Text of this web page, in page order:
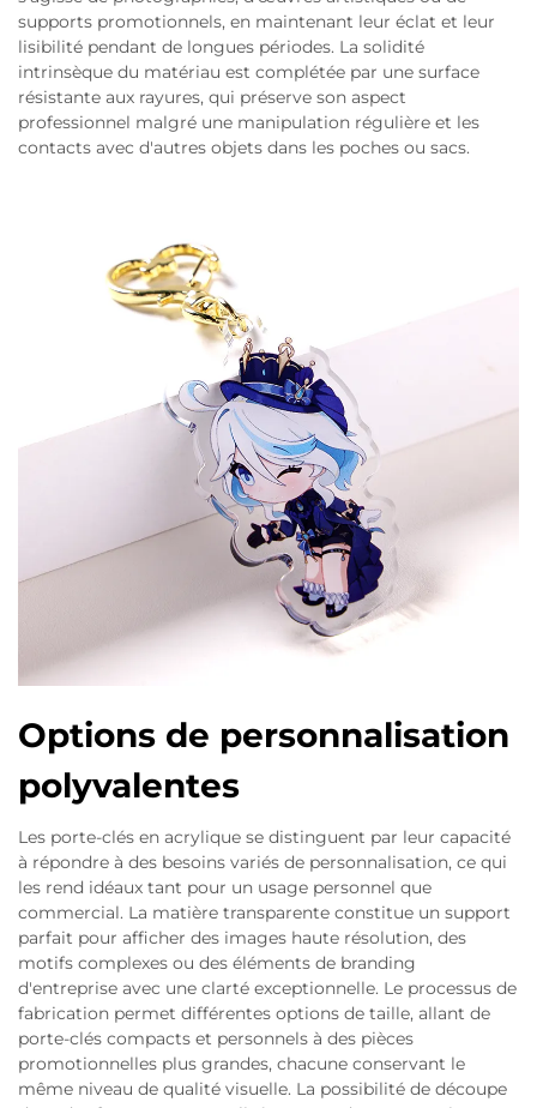
supports promotionnels, en maintenant leur éclat et leur
lisibilité pendant de longues périodes. La solidité
intrinsèque du matériau est complétée par une surface
résistante aux rayures, qui préserve son aspect
professionnel malgré une manipulation régulière et les
contacts avec d'autres objets dans les poches ou sacs.
Options de personnalisation
polyvalentes
Les porte-clés en acrylique se distinguent par leur capacité
à répondre à des besoins variés de personnalisation, ce qui
les rend idéaux tant pour un usage personnel que
commercial. La matière transparente constitue un support
parfait pour afficher des images haute résolution, des
motifs complexes ou des éléments de branding
d'entreprise avec une clarté exceptionnelle. Le processus de
fabrication permet différentes options de taille, allant de
porte-clés compacts et personnels à des pièces
promotionnelles plus grandes, chacune conservant le
même niveau de qualité visuelle. La possibilité de découpe